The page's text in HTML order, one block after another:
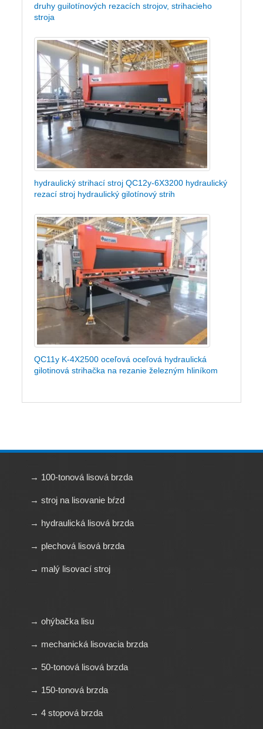
druhy guilotínových rezacích strojov, strihacieho
stroja
hydraulický strihací stroj QC12y-6X3200 hydraulický
rezací stroj hydraulický gilotínový strih
QC11y K-4X2500 oceľová oceľová hydraulická
gilotinová strihačka na rezanie železným hliníkom
→ 100-tonová lisová brzda
→ stroj na lisovanie bŕzd
→ hydraulická lisová brzda
→ plechová lisová brzda
→ malý lisovací stroj
→ ohýbačka lisu
→ mechanická lisovacia brzda
→ 50-tonová lisová brzda
→ 150-tonová brzda
→ 4 stopová brzda